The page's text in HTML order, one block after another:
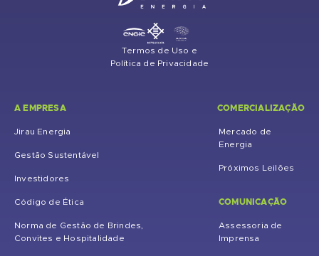
Termos de Uso e
Política de Privacidade
A EMPRESA
Jirau Energia
Gestão Sustentável
Investidores
Código de Ética
Norma de Gestão de Brindes,
Convites e Hospitalidade
COMERCIALIZAÇÃO
Mercado de
Energia
Próximos Leilões
COMUNICAÇÃO
Assessoria de
Imprensa